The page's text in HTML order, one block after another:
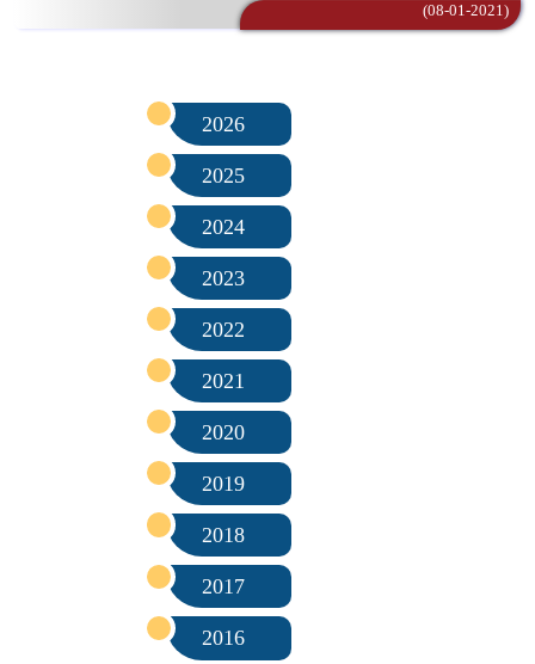
(08-01-2021)
2016
2017
2018
2019
2020
2021
2022
2023
2024
2025
2026